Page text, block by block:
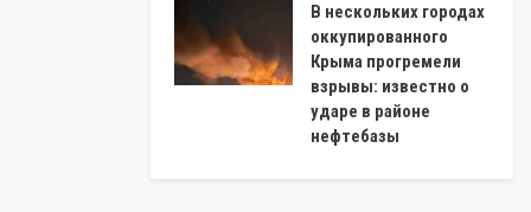
В нескольких городах
оккупированного
Крыма прогремели
взрывы: известно о
ударе в районе
нефтебазы